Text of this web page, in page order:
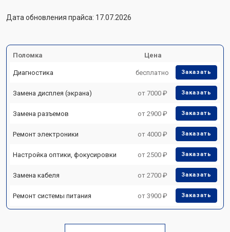
Дата обновления прайса: 17.07.2026
Поломка Цена
Диагностика бесплатно Заказать
Замена дисплея (экрана) от 7000 ₽ Заказать
Замена разъемов от 2900 ₽ Заказать
Ремонт электроники от 4000 ₽ Заказать
Настройка оптики, фокусировки от 2500 ₽ Заказать
Замена кабеля от 2700 ₽ Заказать
Ремонт системы питания от 3900 ₽ Заказать